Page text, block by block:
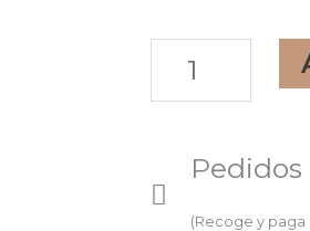
MICELAR
200ML
CAUDALIE
(Recoge y paga